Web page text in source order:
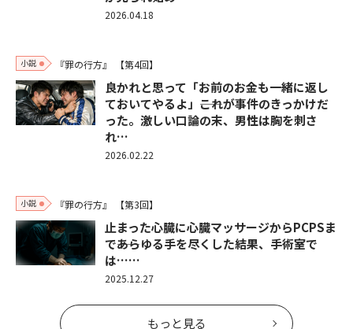
2026.04.18
小説 『罪の行方』 【第4回】
良かれと思って「お前のお金も一緒に返し
ておいてやるよ」――これが事件のきっかけだ
った。激しい口論の末、男性は胸を刺さ
れ…
2026.02.22
小説 『罪の行方』 【第3回】
止まった心臓に心臓マッサージからPCPSま
で――あらゆる手を尽くした結果、手術室で
は……
2025.12.27
もっと見る